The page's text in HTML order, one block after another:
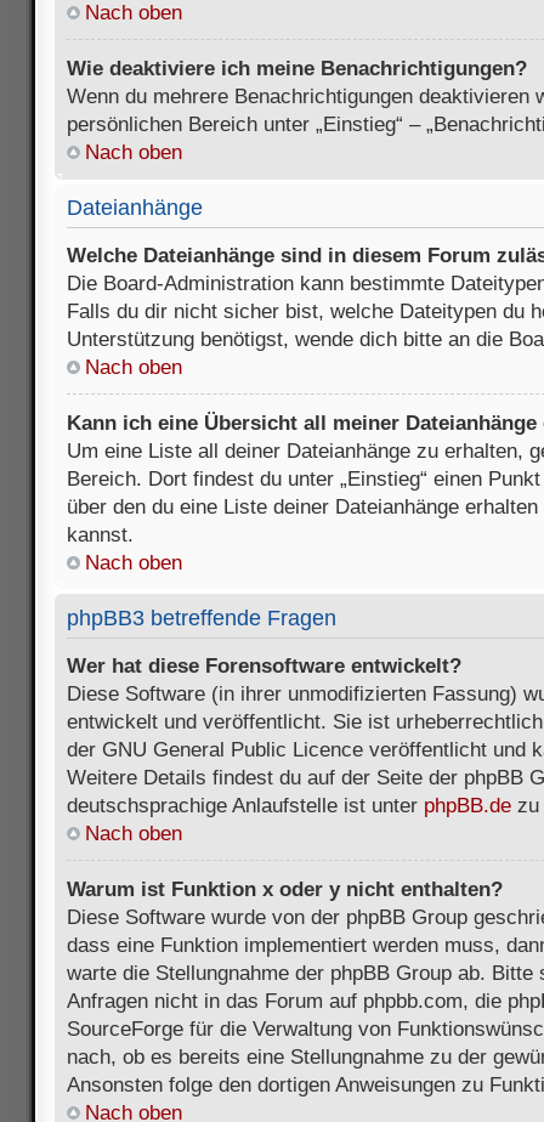
Nach oben
Wie deaktiviere ich meine Benachrichtigungen?
Wenn du mehrere Benachrichtigungen deaktivieren
persönlichen Bereich unter „Einstieg“ –
Nach oben
Dateianhänge
Welche Dateianhänge sind in diesem Forum
Die Board-Administration kann bestimmte
Falls du dir nicht sicher bist, welche Dateitypen du
Unterstützung benötigst, wende dich bitte an die
Nach oben
Kann ich eine Übersicht all meiner Dateianhänge
Um eine Liste all deiner Dateianhänge zu erhalten,
Bereich. Dort findest du unter „Einstieg“ einen
über den du eine Liste deiner Dateianhänge
kannst.
Nach oben
phpBB3 betreffende Fragen
Wer hat diese Forensoftware entwickelt?
Diese Software (in ihrer unmodifizierten Fassung)
entwickelt und veröffentlicht. Sie ist
der GNU General Public Licence veröffentlicht und
Weitere Details findest du auf der Seite der phpBB
deutschsprachige Anlaufstelle ist unter phpBB.de zu
Nach oben
Warum ist Funktion x oder y nicht enthalten?
Diese Software wurde von der phpBB Group
dass eine Funktion implementiert werden muss,
warte die Stellungnahme der phpBB Group ab. Bitte
Anfragen nicht in das Forum auf phpbb.com, die
SourceForge für die Verwaltung von
nach, ob es bereits eine Stellungnahme zu der
Ansonsten folge den dortigen Anweisungen zu
Nach oben